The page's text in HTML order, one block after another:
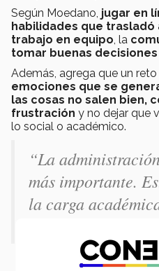
Según Moedano, jugar en
habilidades que trasladó
trabajo en equipo , la
tomar buenas decisiones
Además, agrega que un
emociones que se
las cosas no salen bien,
frustración y no dejar que
lo social o académico.
“La
más importante.
la carga